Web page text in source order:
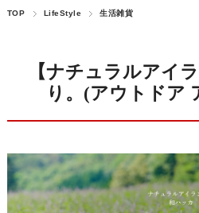
TOP LifeStyle 生活雑貨
【ナチュラルアイ
り。(アウトドア